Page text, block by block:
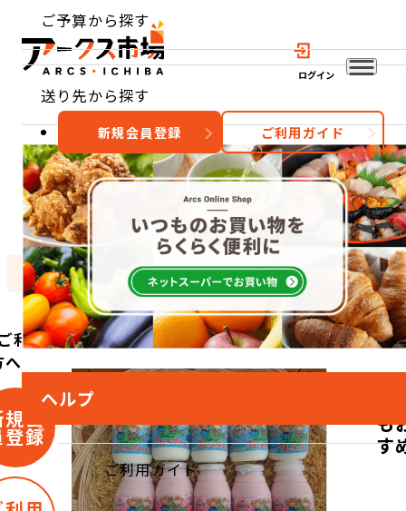
ログイン
ご予算から探す
送り先から探す
ヘルプ
ご利用ガイド
新規会員登録 ご利用ガイド
おすすめ 特集 カテゴリー
利用
へ
会
登録
も
す